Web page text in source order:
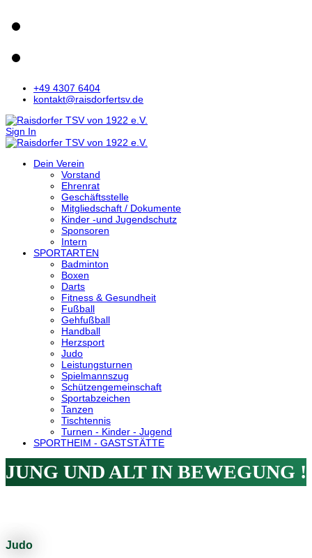
+49 4307 6404
kontakt@raisdorfertsv.de
Sign In
Dein Verein
Vorstand
Ehrenrat
Geschäftsstelle
Mitgliedschaft / Dokumente
Kinder -und Jugendschutz
Sponsoren
Intern
SPORTARTEN
Badminton
Boxen
Darts
Fitness & Gesundheit
Fußball
Gehfußball
Handball
Herzsport
Judo
Leistungsturnen
Spielmannszug
Schützengemeinschaft
Sportabzeichen
Tanzen
Tischtennis
Turnen - Kinder - Jugend
SPORTHEIM - GASTSTÄTTE
JUNG UND ALT IN BEWEGUNG !
Judo